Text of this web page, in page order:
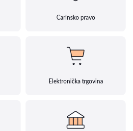
Carinsko pravo
Elektronička trgovina